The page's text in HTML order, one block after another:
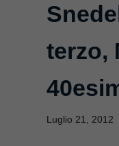
terzo,
Luglio 21, 2012